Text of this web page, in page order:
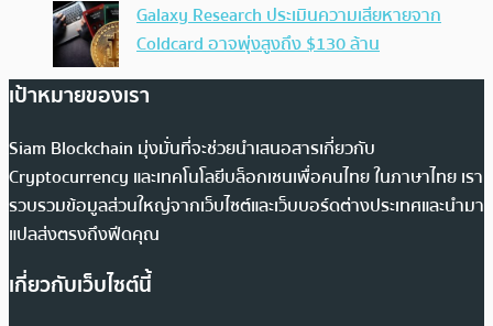
Galaxy Research ประเมินความเสียหายจาก
Coldcard อาจพุ่งสูงถึง $130 ล้าน
เป้าหมายของเรา
Siam Blockchain มุ่งมั่นที่จะช่วยนำเสนอสารเกี่ยวกับ
Cryptocurrency และเทคโนโลยีบล็อกเชนเพื่อคนไทย ในภาษาไทย เรา
รวบรวมข้อมูลส่วนใหญ่จากเว็บไซต์และเว็บบอร์ดต่างประเทศและนำมา
แปลส่งตรงถึงฟีดคุณ
เกี่ยวกับเว็บไซต์นี้